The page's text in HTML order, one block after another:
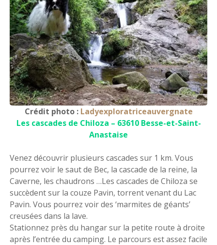
Crédit photo : Ladyexploratriceauvergnate
Les cascades de Chiloza – 63610 Besse-et-Saint-
Anastaise
Venez découvrir plusieurs cascades sur 1 km. Vous
pourrez voir le saut de Bec, la cascade de la reine, la
Caverne, les chaudrons …Les cascades de Chiloza se
succèdent sur la couze Pavin, torrent venant du Lac
Pavin. Vous pourrez voir des ‘marmites de géants’
creusées dans la lave.
Stationnez près du hangar sur la petite route à droite
après l’entrée du camping. Le parcours est assez facile